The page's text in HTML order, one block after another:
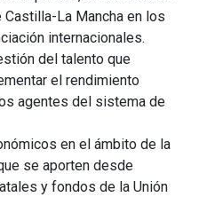
La Mancha en los
internacionales.
del talento que
el rendimiento
agentes del sistema de
en el ámbito de la
se aporten desde
y fondos de la Unión